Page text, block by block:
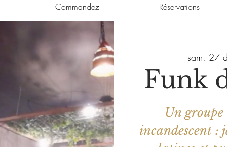
Commandez Réservations
sam. 27
Funk
Un
incandescent :